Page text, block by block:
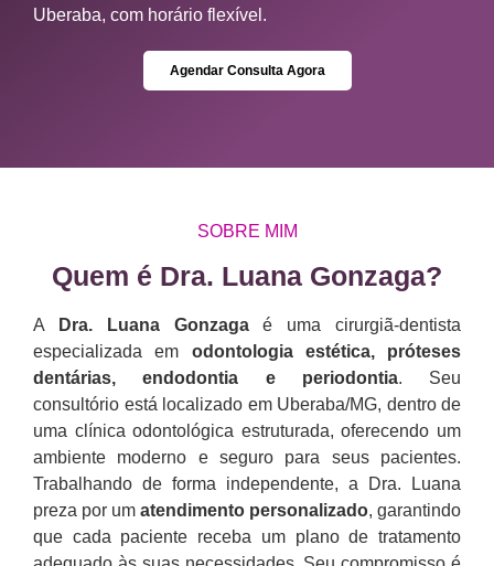
Uberaba, com horário flexível.
Agendar Consulta Agora
SOBRE MIM
Quem é Dra. Luana Gonzaga?​
A Dra. Luana Gonzagaé uma cirurgiã-dentista
especializada em odontologia estética, próteses
dentárias, endodontia e periodontia. Seu
consultório está localizado em Uberaba/MG, dentro de
uma clínica odontológica estruturada, oferecendo um
ambiente moderno e seguro para seus pacientes.
Trabalhando de forma independente, a Dra. Luana
preza por um atendimento personalizado, garantindo
que cada paciente receba um plano de tratamento